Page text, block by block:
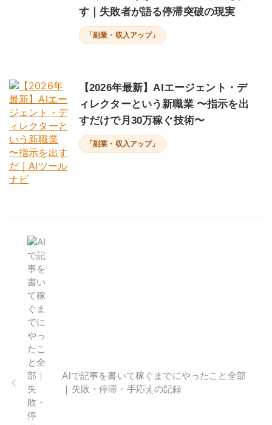
す｜失敗者が語る停滞突破の現実
「副業・収入アップ」
【2026年最新】AIエージェント・デ
ィレクターという新職業 〜指示を出
すだけで月30万稼ぐ技術〜
「副業・収入アップ」
AIで記事を書いて稼ぐまでにやったこと全部
｜失敗・停滞・手応えの記録